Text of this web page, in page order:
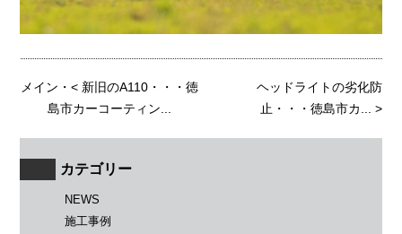
メイン ・< 新旧のA110・・・徳
島市カーコーティン...
ヘッドライトの劣化防
止・・・徳島市カ... >
カテゴリー
NEWS
施工事例